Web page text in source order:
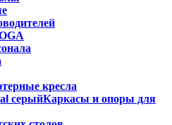
кресла
Каркасы и опоры для